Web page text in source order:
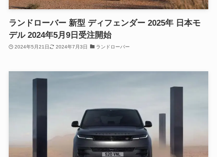
ランドローバー 新型 ディフェンダー 2025年 日本モ
デル 2024年5月9日受注開始
2024年5月21日 2024年7月3日 ランドローバー